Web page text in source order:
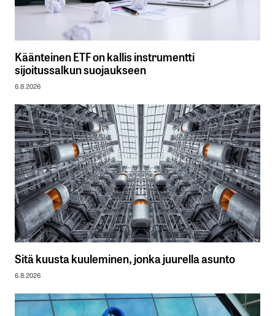
Käänteinen ETF on kallis instrumentti
sijoitussalkun suojaukseen
6.8.2026
Sitä kuusta kuuleminen, jonka juurella asunto
6.8.2026